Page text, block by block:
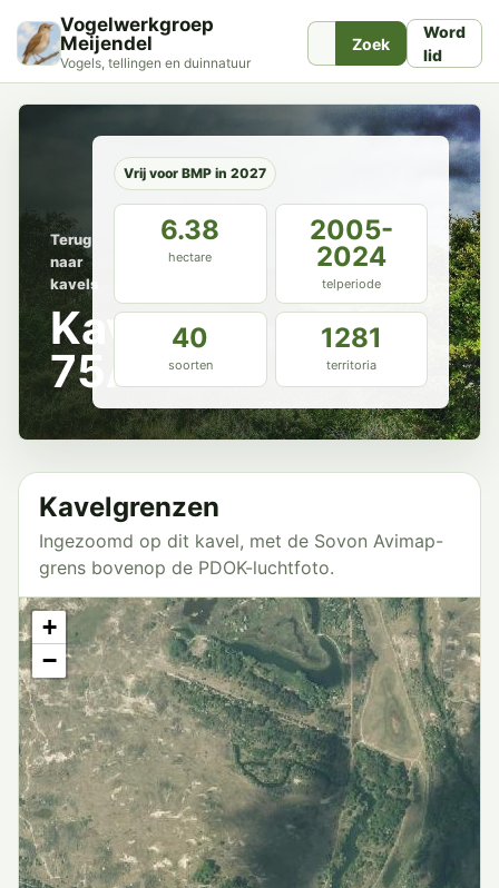
Vogelwerkgroep
Meijendel
Vogels, tellingen en duinnatuur
Zoek
Word
lid
Terug
naar
kavels
Kavel
75A
Vrij voor BMP in 2027
6.38
hectare
2005-
2024
telperiode
40
soorten
1281
territoria
Kavelgrenzen
Ingezoomd op dit kavel, met de Sovon Avimap-
grens bovenop de PDOK-luchtfoto.
+
−